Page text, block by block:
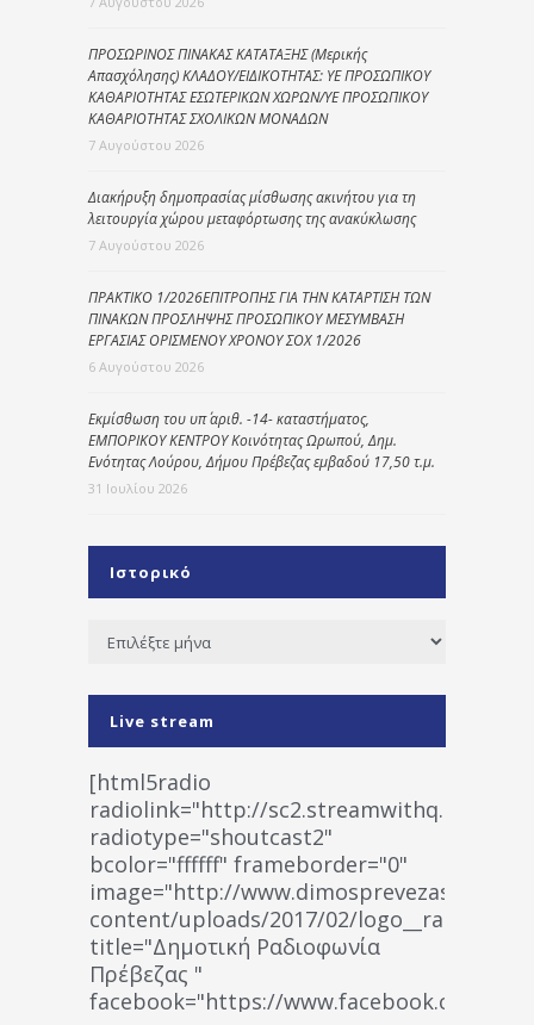
ΠΡΟΣΩΡΙΝΟΣ ΠΙΝΑΚΑΣ ΚΑΤΑΤΑΞΗΣ (Μερικής
Απασχόλησης) ΚΛΑΔΟΥ/ΕΙΔΙΚΟΤΗΤΑΣ: ΥΕ ΠΡΟΣΩΠΙΚΟΥ
ΚΑΘΑΡΙΟΤΗΤΑΣ ΕΣΩΤΕΡΙΚΩΝ ΧΩΡΩΝ/ΥΕ ΠΡΟΣΩΠΙΚΟΥ
ΚΑΘΑΡΙΟΤΗΤΑΣ ΣΧΟΛΙΚΩΝ ΜΟΝΑΔΩΝ
7 Αυγούστου 2026
Διακήρυξη δημοπρασίας μίσθωσης ακινήτου για τη
λειτουργία χώρου μεταφόρτωσης της ανακύκλωσης
7 Αυγούστου 2026
ΠΡΑΚΤΙΚΟ 1/2026ΕΠΙΤΡΟΠΗΣ ΓΙΑ ΤΗΝ ΚΑΤΑΡΤΙΣΗ ΤΩΝ
ΠΙΝΑΚΩΝ ΠΡΟΣΛΗΨΗΣ ΠΡΟΣΩΠΙΚΟΥ ΜΕΣΥΜΒΑΣΗ
ΕΡΓΑΣΙΑΣ ΟΡΙΣΜΕΝΟΥ ΧΡΟΝΟΥ ΣΟΧ 1/2026
6 Αυγούστου 2026
Εκμίσθωση του υπ΄ αριθ. -14- καταστήματος,
ΕΜΠΟΡΙΚΟΥ ΚΕΝΤΡΟΥ Κοινότητας Ωρωπού, Δημ.
Ενότητας Λούρου, Δήμου Πρέβεζας εμβαδού 17,50 τ.μ.
31 Ιουλίου 2026
Ιστορικό
Ιστορικό
Live stream
[html5radio
radiolink="http://
radiotype="shoutcast2"
bcolor="ffffff" frameborder="0"
image="http://www.dimosprevezas.gr/wp-
content/uploads/2017/02/
title="Δημοτική Ραδιοφωνία
Πρέβεζας "
facebook="https://www.facebook.com/